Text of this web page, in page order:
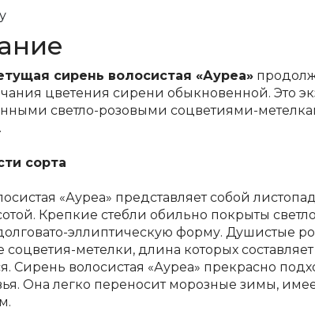
сирень волосистая «Ауреа»
цветения сирени обыкновенной. Это
светло-розовыми соцветиями-
сорта
«Ауреа» представляет собой
Крепкие стебли обильно покрыты
эллиптическую форму. Душистые
метелки, длина которых
Сирень волосистая «Ауреа» прекрасно
Она легко переносит морозные зимы,